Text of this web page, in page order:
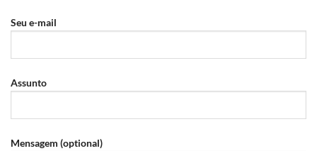
Seu e-mail
Assunto
Mensagem (optional)